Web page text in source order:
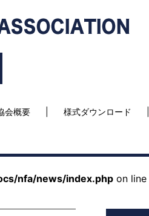
会概要 様式ダウンロード
nfa/news/index.phpon line